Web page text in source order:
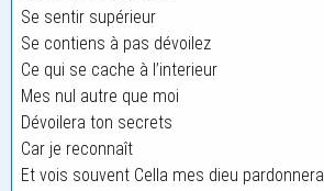
Se sentir supérieur
Se contiens à pas dévoilez
Ce qui se cache à l’interieur
Mes nul autre que moi
Dévoilera ton secrets
Car je reconnaît
Et vois souvent Cella mes dieu pardonnera